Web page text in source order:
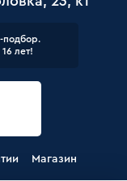
подбор.
лет!
Магазин